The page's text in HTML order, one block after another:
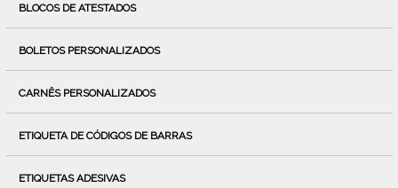
BLOCOS DE ATESTADOS
BOLETOS PERSONALIZADOS
CARNÊS PERSONALIZADOS
ETIQUETA DE CÓDIGOS DE BARRAS
ETIQUETAS ADESIVAS